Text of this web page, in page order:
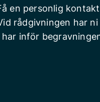
en personlig
rådgivningen har
har inför